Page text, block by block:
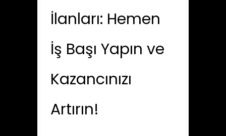
İlanları: Hemen
İş Başı Yapın ve
Kazancınızı
Artırın!